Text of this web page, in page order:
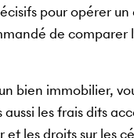
pour opérer
de
bien immobilier,
les frais dits
les droits sur les